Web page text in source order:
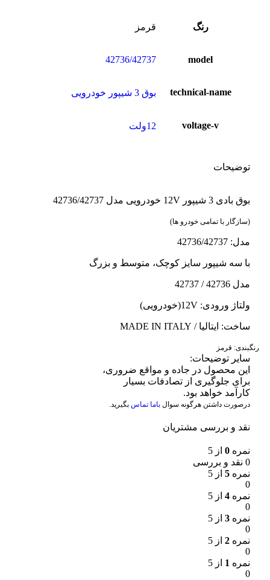
توضیحات
بوق بادی 3 شیپور 12V خودرویی مدل 42736/42737
(سازگار با تمامی خودرو ها)
مدل: 42736/42737
با سه شیپور سایز کوچک، متوسط و بزرگ
مدل 42736 / 42737
ولتاژ ورودی: 12V(خودرویی)
ساخت: ایتالیا / MADE IN ITALY
رنگبندی: قرمز
سایر توضیحات:
این محصول در جاده و مواقع ضروری،
برای جلوگیری از تصادفات بسیار
کارآمد خواهد بود.
درصورت داشتن هرگونه سوال باما تماس بگیرید.
رنگ قرمز
model
42736/42737
technical-name بوق 3 شیپور خودرویی
voltage-v 12ولت
نقد و بررسی مشتریان
نمره 0 از 5
0 نقد و بررسی
نمره 5 از 5
0
نمره 4 از 5
0
نمره 3 از 5
0
نمره 2 از 5
0
نمره 1 از 5
0